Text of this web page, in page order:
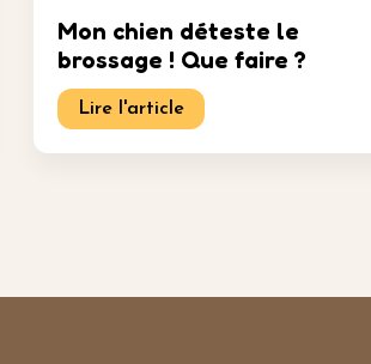
Mon chien déteste le
brossage ! Que faire ?
Lire l'article